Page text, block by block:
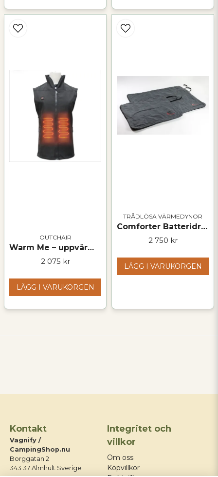
OUTCHAIR
Warm Me – uppvärmd väst med powerbank
2 075 kr
LÄGG I VARUKORGEN
TRÅDLÖSA VÄRMEDYNOR
Comforter Batteridrivet Värmetäcke L/XL
2 750 kr
LÄGG I VARUKORGEN
Kontakt
Vagnify /
CampingShop.nu
Borggatan 2
343 37 Älmhult Sverige
Integritet och
villkor
Om oss
Köpvillkor